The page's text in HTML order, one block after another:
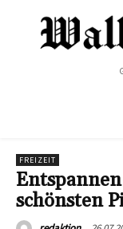
FREIZEIT
schönsten